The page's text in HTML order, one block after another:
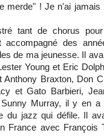
merde" ! Je n'ai jamais
tant de chorus
accompagné des
de ma jeunesse. Il
Young et Eric
Anthony Braxton, Don
et Gato Barbieri,
Murray, il y en a
du jazz qui défile. Il
France avec François